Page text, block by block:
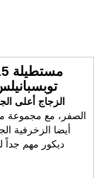
الزجاج أعلى
الصفر، مع مجموعة
أيضا الزخرفية
ديكور مهم جداً